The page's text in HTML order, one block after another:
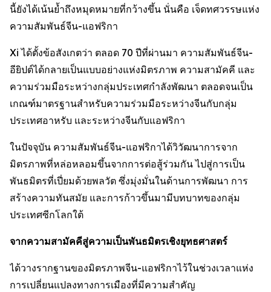
นี้ยังได้เน้นย้ำถึงหมุดหมายที่กว้างขึ้น นั่นคือ เจ็ดทศวรรษแห่ง
ความสัมพันธ์จีน-แอฟริกา
Xi ได้ตั้งข้อสังเกตว่า ตลอด 70 ปีที่ผ่านมา ความสัมพันธ์จีน-
อียิปต์ได้กลายเป็นแบบอย่างแห่งมิตรภาพ ความสามัคคี และ
ความร่วมมือระหว่างกลุ่มประเทศกำลังพัฒนา ตลอดจนเป็น
เกณฑ์มาตรฐานสำหรับความร่วมมือระหว่างจีนกับกลุ่ม
ประเทศอาหรับ และระหว่างจีนกับแอฟริกา
ในปัจจุบัน ความสัมพันธ์จีน-แอฟริกาได้วิวัฒนาการจาก
มิตรภาพที่หล่อหลอมขึ้นจากการต่อสู้ร่วมกัน ไปสู่การเป็น
พันธมิตรที่เปี่ยมด้วยพลวัต ซึ่งมุ่งมั่นในด้านการพัฒนา การ
สร้างความทันสมัย และการก้าวขึ้นมามีบทบาทของกลุ่ม
ประเทศซีกโลกใต้
จากความสามัคคีสู่ความเป็นพันธมิตรเชิงยุทธศาสตร์
ได้วางรากฐานของมิตรภาพจีน-แอฟริกาไว้ในช่วงเวลาแห่ง
การเปลี่ยนแปลงทางการเมืองที่มีความสำคัญ